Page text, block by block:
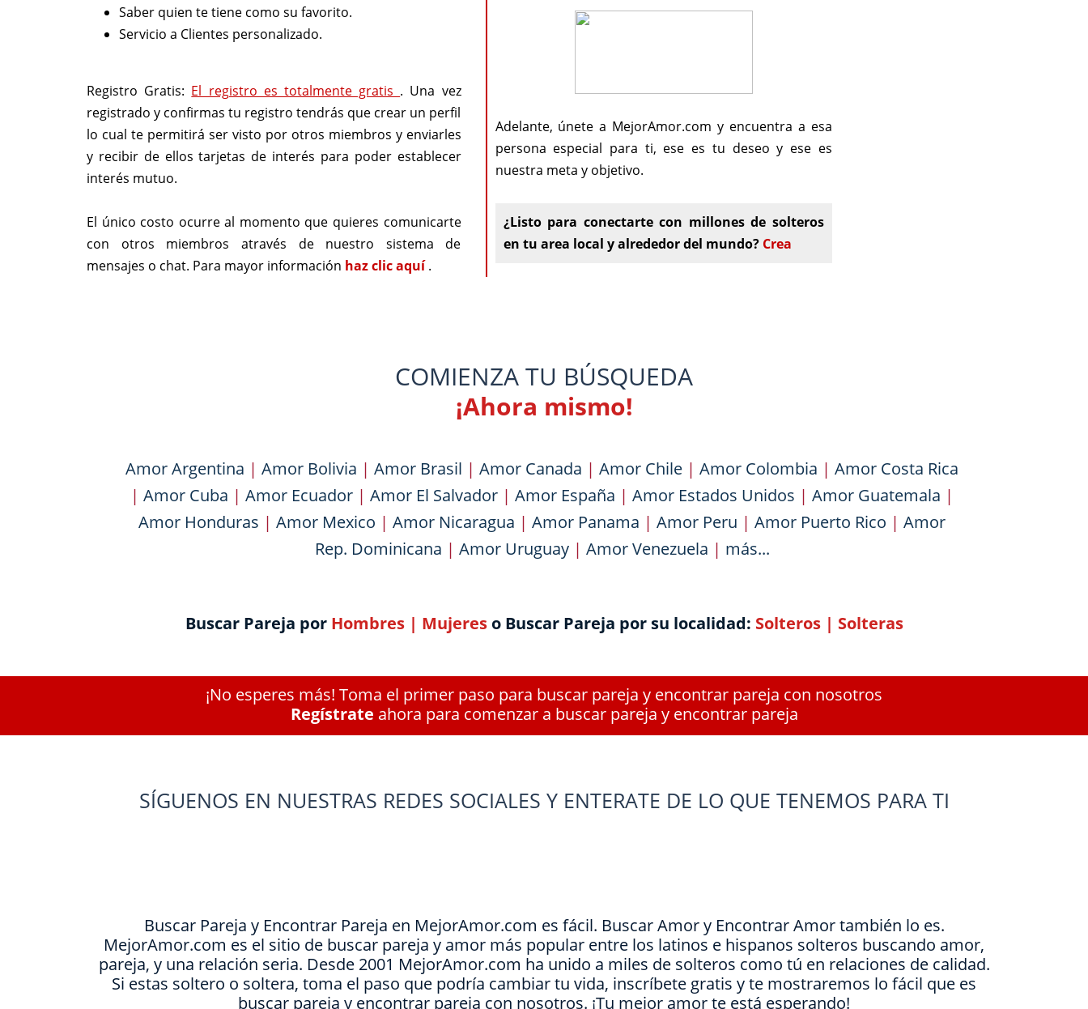
Saber quien te tiene como su favorito.
Servicio a Clientes personalizado.
Registro Gratis: El registro es totalmente gratis . Una vez
registrado y confirmas tu registro tendrás que crear un perfil
lo cual te permitirá ser visto por otros miembros y enviarles
y recibir de ellos tarjetas de interés para poder establecer
interés mutuo.
El único costo ocurre al momento que quieres comunicarte
con otros miembros através de nuestro sistema de
mensajes o chat. Para mayor información haz clic aquí.
Adelante, únete a MejorAmor.com y encuentra a esa
persona especial para ti, ese es tu deseo y ese es
nuestra meta y objetivo.
¿Listo para conectarte con millones de solteros
en tu area local y alrededor del mundo? Crea
COMIENZA TU BÚSQUEDA
¡Ahora mismo!
Amor Argentina | Amor Bolivia | Amor Brasil | Amor Canada | Amor Chile | Amor Colombia | Amor Costa Rica
| Amor Cuba | Amor Ecuador | Amor El Salvador | Amor España | Amor Estados Unidos | Amor Guatemala |
Amor Honduras | Amor Mexico | Amor Nicaragua | Amor Panama | Amor Peru | Amor Puerto Rico | Amor
Rep. Dominicana | Amor Uruguay| Amor Venezuela | más...
Buscar Pareja por Hombres| Mujereso Buscar Pareja por su localidad: Solteros| Solteras
¡No esperes más! Toma el primer paso para buscar pareja y encontrar pareja con nosotros
Regístrate ahora para comenzar a buscar pareja y encontrar pareja
SÍGUENOS EN NUESTRAS REDES SOCIALES Y ENTERATE DE LO QUE TENEMOS PARA TI
Buscar Pareja y Encontrar Pareja en MejorAmor.com es fácil. Buscar Amor y Encontrar Amor también lo es.
MejorAmor.com es el sitio de buscar pareja y amor más popular entre los latinos e hispanos solteros buscando amor,
pareja, y una relación seria. Desde 2001 MejorAmor.com ha unido a miles de solteros como tú en relaciones de calidad.
Si estas soltero o soltera, toma el paso que podría cambiar tu vida, inscríbete gratis y te mostraremos lo fácil que es
buscar pareja y encontrar pareja con nosotros. ¡Tu mejor amor te está esperando!